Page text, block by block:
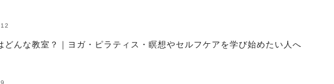
どんな教室？｜ヨガ・ピラティス・瞑想やセルフケアを学び始めたい人へ